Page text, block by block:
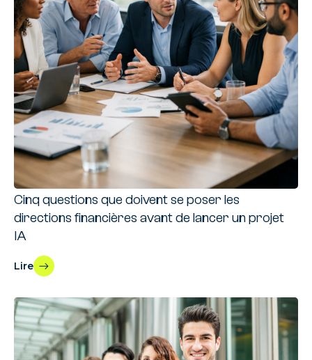
Cinq questions que doivent se poser les
directions financières avant de lancer un projet
IA
Lire